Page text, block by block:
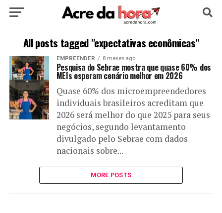
HOME POLÍTICA CULTURA ESPORTE
EDUCAÇÃO NOTÍCIA MUNDO
All posts tagged "expectativas econômicas"
EMPREENDER 8 meses ago
Pesquisa do Sebrae mostra que quase 60% dos
MEIs esperam cenário melhor em 2026
Quase 60% dos microempreendedores
individuais brasileiros acreditam que
2026 será melhor do que 2025 para seus
negócios, segundo levantamento
divulgado pelo Sebrae com dados
nacionais sobre...
MORE POSTS